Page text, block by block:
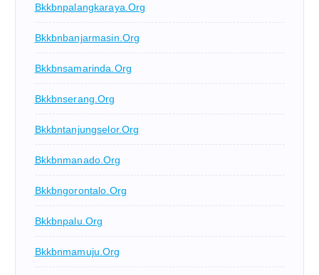
Bkkbnpalangkaraya.org
Bkkbnbanjarmasin.org
Bkkbnsamarinda.org
Bkkbnserang.org
Bkkbntanjungselor.org
Bkkbnmanado.org
Bkkbngorontalo.org
Bkkbnpalu.org
Bkkbnmamuju.org